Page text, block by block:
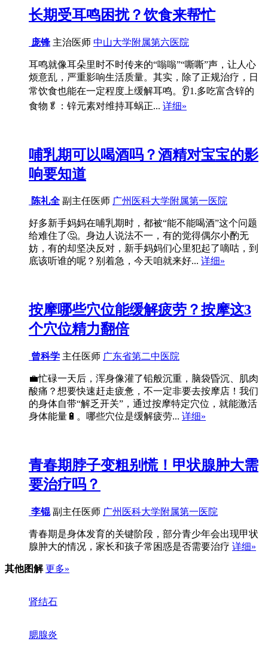
长期受耳鸣困扰？饮食来帮忙
庞锋 主治医师 中山大学附属第六医院
耳鸣就像耳朵里时不时传来的“嗡嗡”“嘶嘶”声，让人心
烦意乱，严重影响生活质量。其实，除了正规治疗，日
常饮食也能在一定程度上缓解耳鸣。👂1.多吃富含锌的
食物🥬：锌元素对维持耳蜗正... 详细»
哺乳期可以喝酒吗？酒精对宝宝的影
响要知道
陈礼全 副主任医师 广州医科大学附属第一医院
好多新手妈妈在哺乳期时，都被“能不能喝酒”这个问题
给难住了🤔。身边人说法不一，有的觉得偶尔小酌无
妨，有的却坚决反对，新手妈妈们心里犯起了嘀咕，到
底该听谁的呢？别着急，今天咱就来好... 详细»
按摩哪些穴位能缓解疲劳？按摩这3
个穴位精力翻倍
曾科学 主任医师 广东省第二中医院
💼忙碌一天后，浑身像灌了铅般沉重，脑袋昏沉、肌肉
酸痛？想要快速赶走疲惫，不一定非要去按摩店！我们
的身体自带“解乏开关”，通过按摩特定穴位，就能激活
身体能量🔋。哪些穴位是缓解疲劳... 详细»
青春期脖子变粗别慌！甲状腺肿大需
要治疗吗？
李锟副主任医师 广州医科大学附属第一医院
青春期是身体发育的关键阶段，部分青少年会出现甲状
腺肿大的情况，家长和孩子常困惑是否需要治疗 详细»
其他图解 更多»
肾结石
腮腺炎